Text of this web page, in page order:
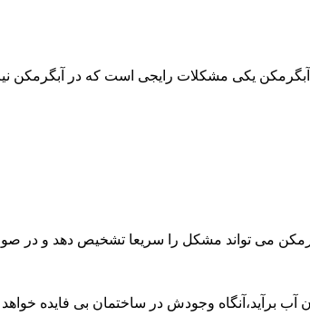
یکی مشکلات رایجی است که در آبگرمکن
می تواند مشکل را سریعا تشخیص دهد و در
برآید،آنگاه وجودش در ساختمان بی فایده خواهد